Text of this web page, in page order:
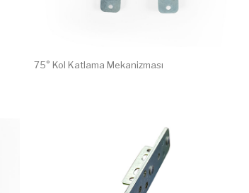
75° Kol Katlama Mekanizması